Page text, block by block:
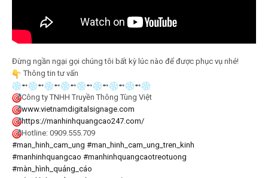
Đừng ngần ngại gọi chúng tôi bất kỳ lúc nào để được phục vụ nhé!
Thông tin tư vấn
➻
➻ ➻ ➻ ➻ ➻ ➻
➻
Công ty TNHH Truyền Thông Tùng Việt
www.vietnamdigitalsignage.com
https://manhinhquangcao247.com/
Hotline: 0909.555.709
#man_hinh_cam_ung #man_hinh_cam_ung_tren_kinh
#manhinhquangcao #manhinhquangcaotreotuong
#màn_hình_quảng_cáo